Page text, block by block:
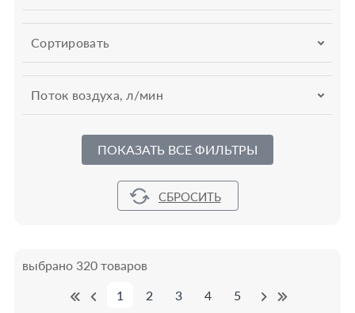
Сортировать
Поток воздуха, л/мин
ПОКАЗАТЬ ВСЕ ФИЛЬТРЫ
выбрано 320 товаров
1
2 3 4 5